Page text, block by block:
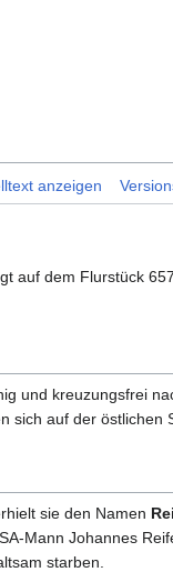
anzeigen
auf dem Flurstück
und kreuzungs­frei
sich auf der öst­lichen
sie den Namen
Johannes
starben.